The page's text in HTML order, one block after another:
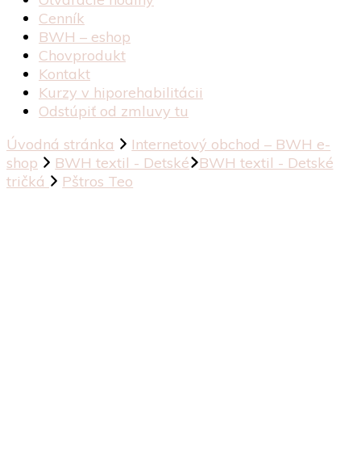
Cenník
BWH – eshop
Chovprodukt
Kontakt
Kurzy v hiporehabilitácii
Odstúpiť od zmluvy tu
Úvodná stránka
Internetový obchod – BWH e-
shop
BWH textil - Detské
BWH textil - Detské
tričká
Pštros Teo